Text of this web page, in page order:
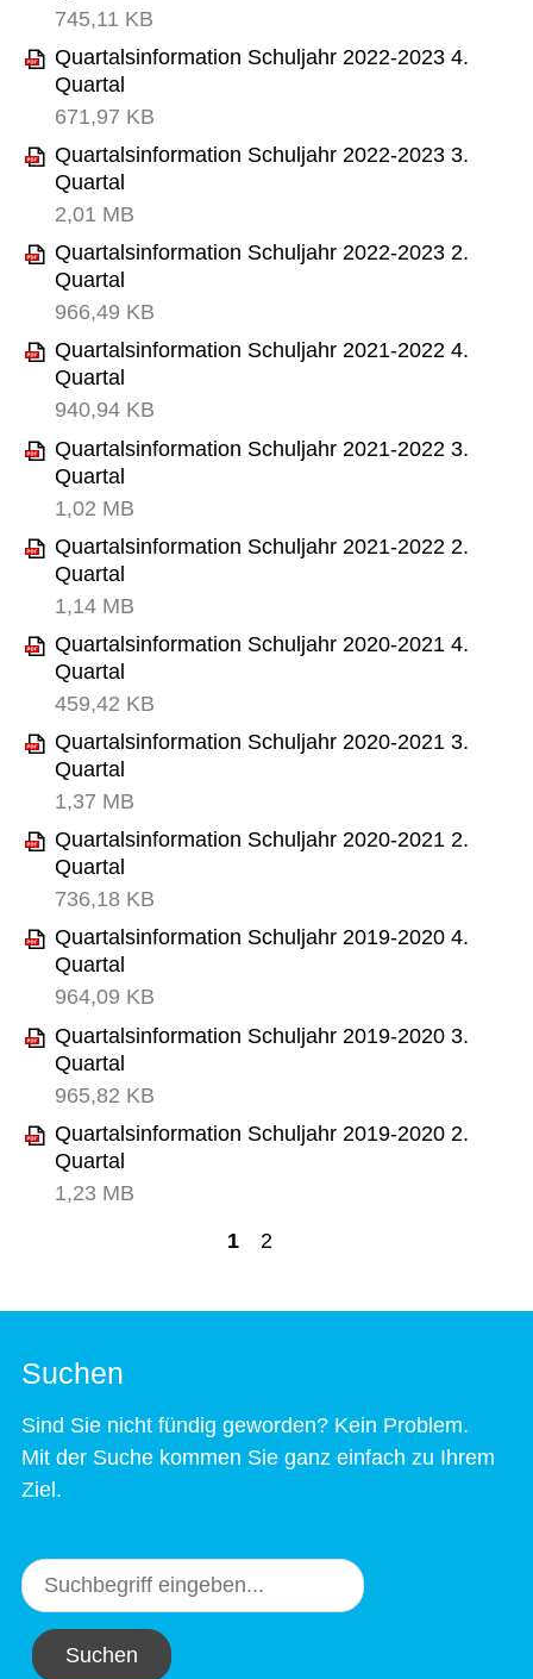
745,11 KB
Quartalsinformation Schuljahr 2022-2023 4.
Quartal
671,97 KB
Quartalsinformation Schuljahr 2022-2023 3.
Quartal
2,01 MB
Quartalsinformation Schuljahr 2022-2023 2.
Quartal
966,49 KB
Quartalsinformation Schuljahr 2021-2022 4.
Quartal
940,94 KB
Quartalsinformation Schuljahr 2021-2022 3.
Quartal
1,02 MB
Quartalsinformation Schuljahr 2021-2022 2.
Quartal
1,14 MB
Quartalsinformation Schuljahr 2020-2021 4.
Quartal
459,42 KB
Quartalsinformation Schuljahr 2020-2021 3.
Quartal
1,37 MB
Quartalsinformation Schuljahr 2020-2021 2.
Quartal
736,18 KB
Quartalsinformation Schuljahr 2019-2020 4.
Quartal
964,09 KB
Quartalsinformation Schuljahr 2019-2020 3.
Quartal
965,82 KB
Quartalsinformation Schuljahr 2019-2020 2.
Quartal
1,23 MB
1 2
Suchen
Sind Sie nicht fündig geworden? Kein Problem.
Mit der Suche kommen Sie ganz einfach zu Ihrem
Ziel.
Suchen